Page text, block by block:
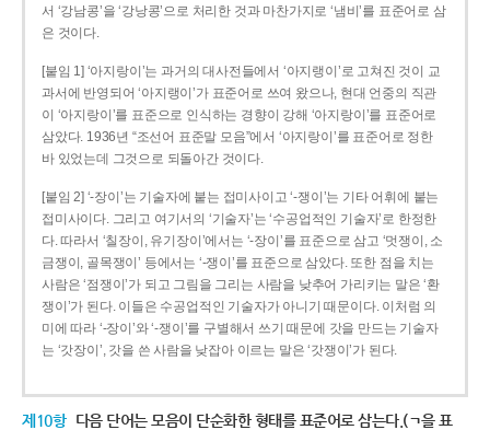
서 ‘강남콩’을 ‘강낭콩’으로 처리한 것과 마찬가지로 ‘냄비’를 표준어로 삼
은 것이다.
[붙임 1] ‘아지랑이’는 과거의 대사전들에서 ‘아지랭이’로 고쳐진 것이 교
과서에 반영되어 ‘아지랭이’가 표준어로 쓰여 왔으나, 현대 언중의 직관
이 ‘아지랑이’를 표준으로 인식하는 경향이 강해 ‘아지랑이’를 표준어로
삼았다. 1936년 “조선어 표준말 모음”에서 ‘아지랑이’를 표준어로 정한
바 있었는데 그것으로 되돌아간 것이다.
[붙임 2] ‘-장이’는 기술자에 붙는 접미사이고 ‘-쟁이’는 기타 어휘에 붙는
접미사이다. 그리고 여기서의 ‘기술자’는 ‘수공업적인 기술자’로 한정한
다. 따라서 ‘칠장이, 유기장이’에서는 ‘-장이’를 표준으로 삼고 ‘멋쟁이, 소
금쟁이, 골목쟁이’ 등에서는 ‘-쟁이’를 표준으로 삼았다. 또한 점을 치는
사람은 ‘점쟁이’가 되고 그림을 그리는 사람을 낮추어 가리키는 말은 ‘환
쟁이’가 된다. 이들은 수공업적인 기술자가 아니기 때문이다. 이처럼 의
미에 따라 ‘-장이’와 ‘-쟁이’를 구별해서 쓰기 때문에 갓을 만드는 기술자
는 ‘갓장이’, 갓을 쓴 사람을 낮잡아 이르는 말은 ‘갓쟁이’가 된다.
제10항 다음 단어는 모음이 단순화한 형태를 표준어로 삼는다.(ㄱ을 표